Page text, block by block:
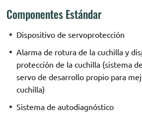
Componentes Estándar
Dispositivo de servoprotección
Alarma de rotura de la cuchilla y
protección de la cuchilla (sistema
servo de desarrollo propio para
cuchilla)
Sistema de autodiagnóstico